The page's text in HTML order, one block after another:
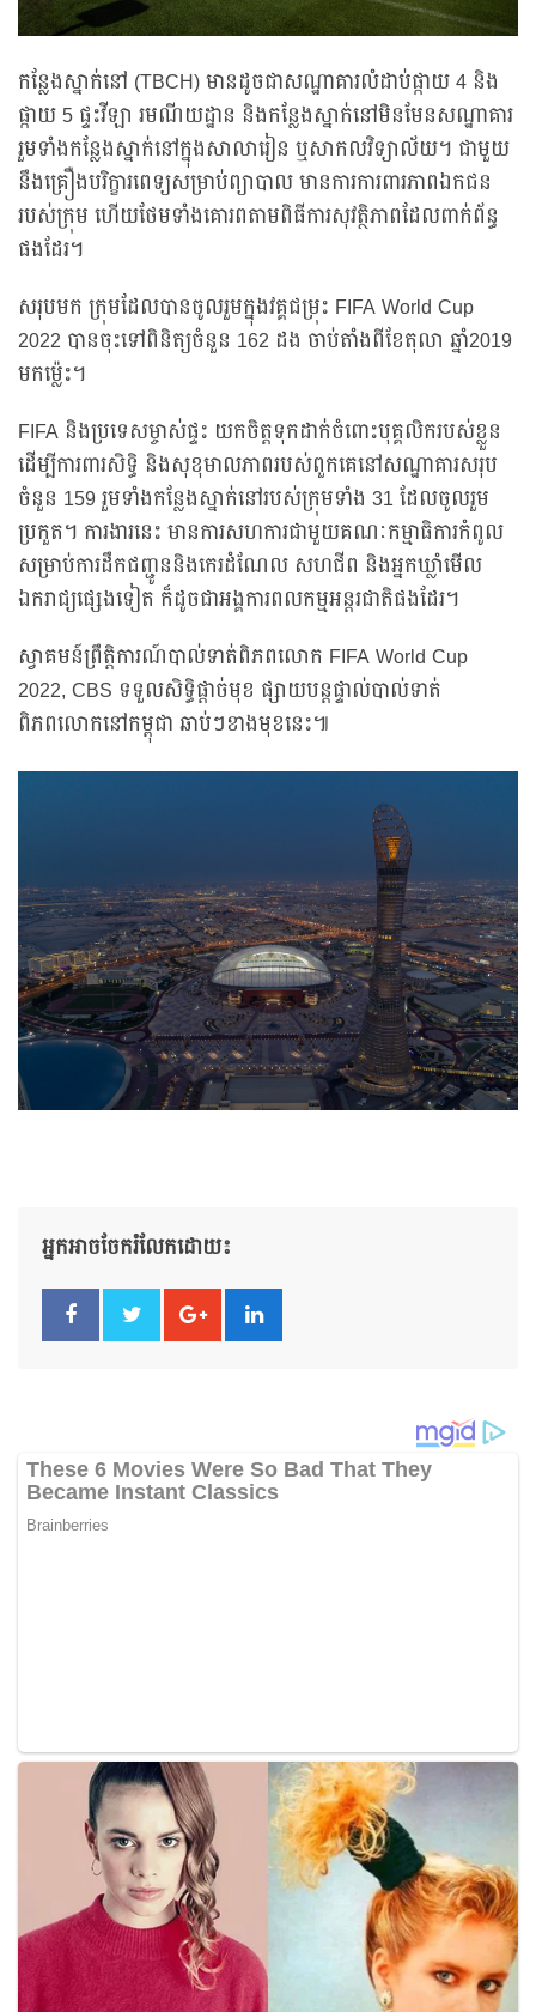
កន្លែងស្នាក់នៅ (TBCH) មានដូចជាសណ្ឋាគារលំដាប់ផ្កាយ 4 និង
ផ្កាយ 5 ផ្ទះវីឡា រមណីយដ្ឋាន និងកន្លែងស្នាក់នៅមិនមែនសណ្ឋាគារ
រួមទាំងកន្លែងស្នាក់នៅក្នុងសាលារៀន ឬសាកលវិទ្យាល័យ។ ជាមួយ
នឹងគ្រឿងបរិក្ខារពេទ្យសម្រាប់ព្យាបាល មានការការពារភាពឯកជន
របស់ក្រុម ហើយថែមទាំងគោរពតាមពិធីការសុវត្ថិភាពដែលពាក់ព័ន្ធ
ផងដែរ។
សរុបមក ក្រុមដែលបានចូលរួមក្នុងវគ្គជម្រុះ FIFA World Cup
2022 បានចុះទៅពិនិត្យចំនួន 162 ដង ចាប់តាំងពីខែតុលា ឆ្នាំ2019
មកម្ល៉េះ។
FIFA និងប្រទេសម្ចាស់ផ្ទះ យកចិត្តទុកដាក់ចំពោះបុគ្គលិករបស់ខ្លួន
ដើម្បីការពារសិទ្ធិ និងសុខុមាលភាពរបស់ពួកគេនៅសណ្ឋាគារសរុប
ចំនួន 159 រួមទាំងកន្លែងស្នាក់នៅរបស់ក្រុមទាំង 31 ដែលចូលរួម
ប្រកួត។ ការងារនេះ មានការសហការជាមួយគណៈកម្មាធិការកំពូល
សម្រាប់ការដឹកជញ្ជូននិងកេរដំណែល សហជីព និងអ្នកឃ្លាំមើល
ឯករាជ្យផ្សេងទៀត ក៏ដូចជាអង្គការពលកម្មអន្តរជាតិផងដែរ។
ស្វាគមន៍ព្រឹត្តិការណ៍បាល់ទាត់ពិភពលោក FIFA World Cup
2022, CBS ទទួលសិទ្ធិផ្ដាច់មុខ ផ្សាយបន្ដផ្ទាល់បាល់ទាត់
ពិភពលោកនៅកម្ពុជា ឆាប់ៗខាងមុខនេះ៕
អ្នកអាចចែករំលែកដោយ៖